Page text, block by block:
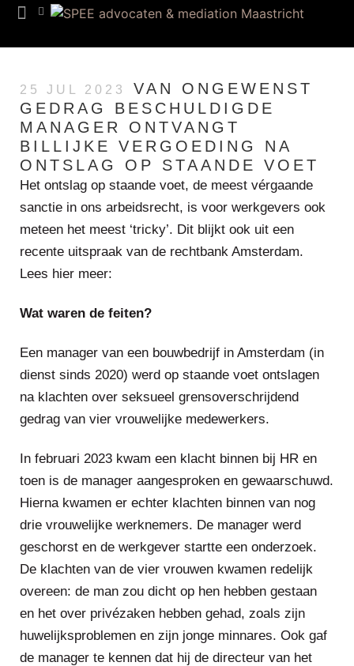
25 JUL 2023
VAN ONGEWENST
GEDRAG BESCHULDIGDE
MANAGER ONTVANGT
BILLIJKE VERGOEDING NA
ONTSLAG OP STAANDE VOET
Het ontslag op staande voet, de meest vérgaande
sanctie in ons arbeidsrecht, is voor werkgevers ook
meteen het meest ‘tricky’. Dit blijkt ook uit een
recente uitspraak van de rechtbank Amsterdam.
Lees hier meer:
Wat waren de feiten?
Een manager van een bouwbedrijf in Amsterdam (in
dienst sinds 2020) werd op staande voet ontslagen
na klachten over seksueel grensoverschrijdend
gedrag van vier vrouwelijke medewerkers.
In februari 2023 kwam een klacht binnen bij HR en
toen is de manager aangesproken en gewaarschuwd.
Hierna kwamen er echter klachten binnen van nog
drie vrouwelijke werknemers. De manager werd
geschorst en de werkgever startte een onderzoek.
De klachten van de vier vrouwen kwamen redelijk
overeen: de man zou dicht op hen hebben gestaan
en het over privézaken hebben gehad, zoals zijn
huwelijksproblemen en zijn jonge minnares. Ook gaf
de manager te kennen dat hij de directeur van het